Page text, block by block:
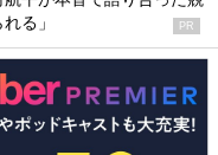
る」
PR